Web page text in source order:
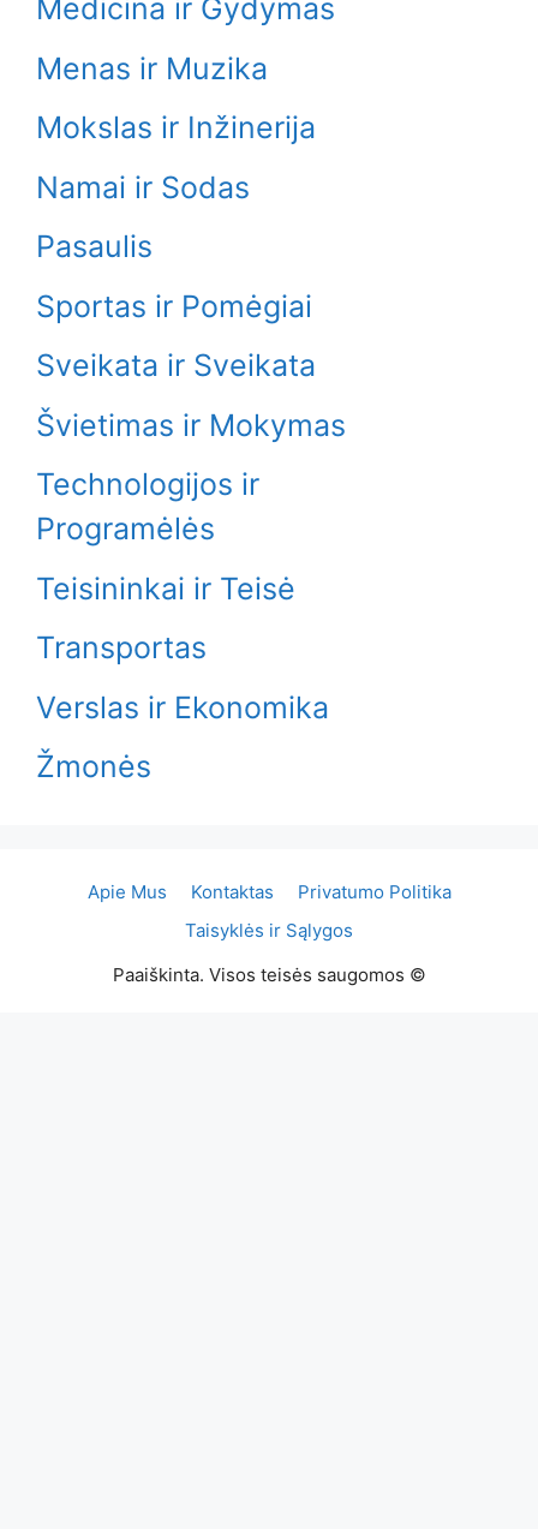
Medicina ir Gydymas
Menas ir Muzika
Mokslas ir Inžinerija
Namai ir Sodas
Pasaulis
Sportas ir Pomėgiai
Sveikata ir Sveikata
Švietimas ir Mokymas
Technologijos ir
Programėlės
Teisininkai ir Teisė
Transportas
Verslas ir Ekonomika
Žmonės
Apie Mus Kontaktas
Privatumo Politika
Taisyklės ir Sąlygos
Paaiškinta. Visos teisės saugomos ©